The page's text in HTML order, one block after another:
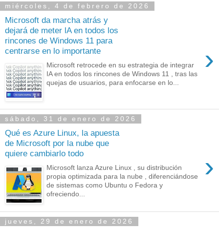
miércoles, 4 de febrero de 2026
Microsoft da marcha atrás y
dejará de meter lA en todos los
rincones de Windows 11 para
centrarse en lo importante
›
Microsoft retrocede en su estrategia de integrar
IA en todos los rincones de Windows 11 , tras las
quejas de usuarios, para enfocarse en lo...
sábado, 31 de enero de 2026
Qué es Azure Linux, la apuesta
de Microsoft por la nube que
quiere cambiarlo todo
›
Microsoft lanza Azure Linux , su distribución
propia optimizada para la nube , diferenciándose
de sistemas como Ubuntu o Fedora y
ofreciendo...
jueves, 29 de enero de 2026